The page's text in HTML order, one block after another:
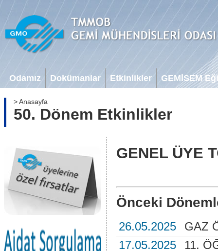
Odamız Dokümanlar Etkinlikler GEMİSEM
> Anasayfa
50. Dönem Etkinlikler
GENEL ÜYE
Önceki
26.05.2025
GAZ
17.05.2025
11.